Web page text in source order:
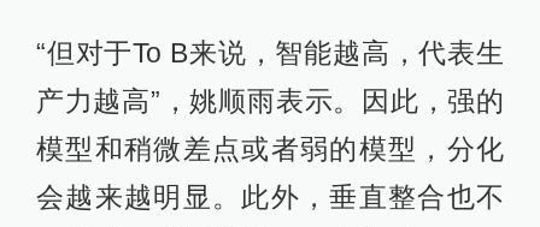
“但对于To B来说，智能越高，代表生
产力越高”，姚顺雨表示。因此，强的
模型和稍微差点或者弱的模型，分化
会越来越明显。此外，垂直整合也不